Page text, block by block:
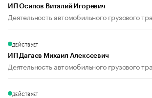
ИП Осипов Виталий Игоревич
Деятельность автомобильного грузового
ДЕЙСТВУЕТ
ИП Дагаев Михаил Алексеевич
Деятельность автомобильного грузового
ДЕЙСТВУЕТ